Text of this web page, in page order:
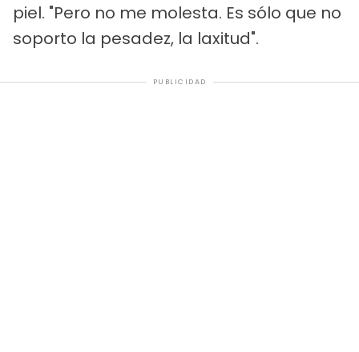
piel. "Pero no me molesta. Es sólo que no
soporto la pesadez, la laxitud".
PUBLICIDAD